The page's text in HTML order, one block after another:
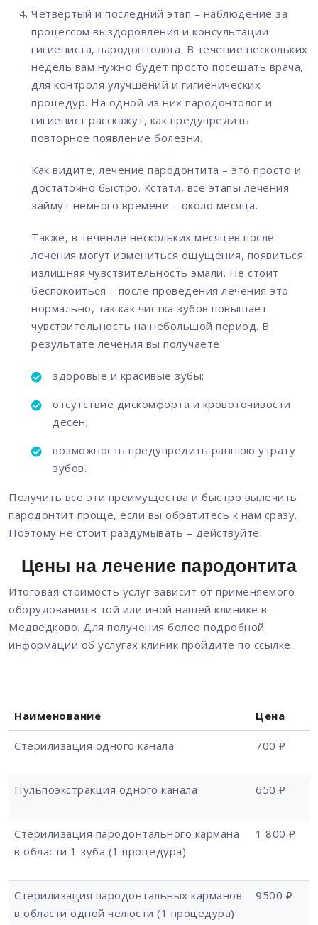
Четвертый и последний этап – наблюдение за
процессом выздоровления и консультации
гигиениста, пародонтолога. В течение нескольких
недель вам нужно будет просто посещать врача,
для контроля улучшений и гигиенических
процедур. На одной из них пародонтолог и
гигиенист расскажут, как предупредить
повторное появление болезни.
Как видите, лечение пародонтита – это просто и
достаточно быстро. Кстати, все этапы лечения
займут немного времени – около месяца.
Также, в течение нескольких месяцев после
лечения могут измениться ощущения, появиться
излишняя чувствительность эмали. Не стоит
беспокоиться – после проведения лечения это
нормально, так как чистка зубов повышает
чувствительность на небольшой период. В
результате лечения вы получаете:
здоровые и красивые зубы;
отсутствие дискомфорта и кровоточивости
десен;
возможность предупредить раннюю утрату
зубов.
Получить все эти преимущества и быстро вылечить
пародонтит проще, если вы обратитесь к нам сразу.
Поэтому не стоит раздумывать – действуйте.
Цены на лечение пародонтита
Итоговая стоимость услуг зависит от применяемого
оборудования в той или иной нашей клинике в
Медведково. Для получения более подробной
информации об услугах клиник пройдите по ссылке.
Наименование Цена
Стерилизация одного канала 700 ₽
Пульпоэкстракция одного канала 650 ₽
Стерилизация пародонтального кармана
в области 1 зуба (1 процедура)
1 800 ₽
Стерилизация пародонтальных карманов
в области одной челюсти (1 процедура)
9500 ₽